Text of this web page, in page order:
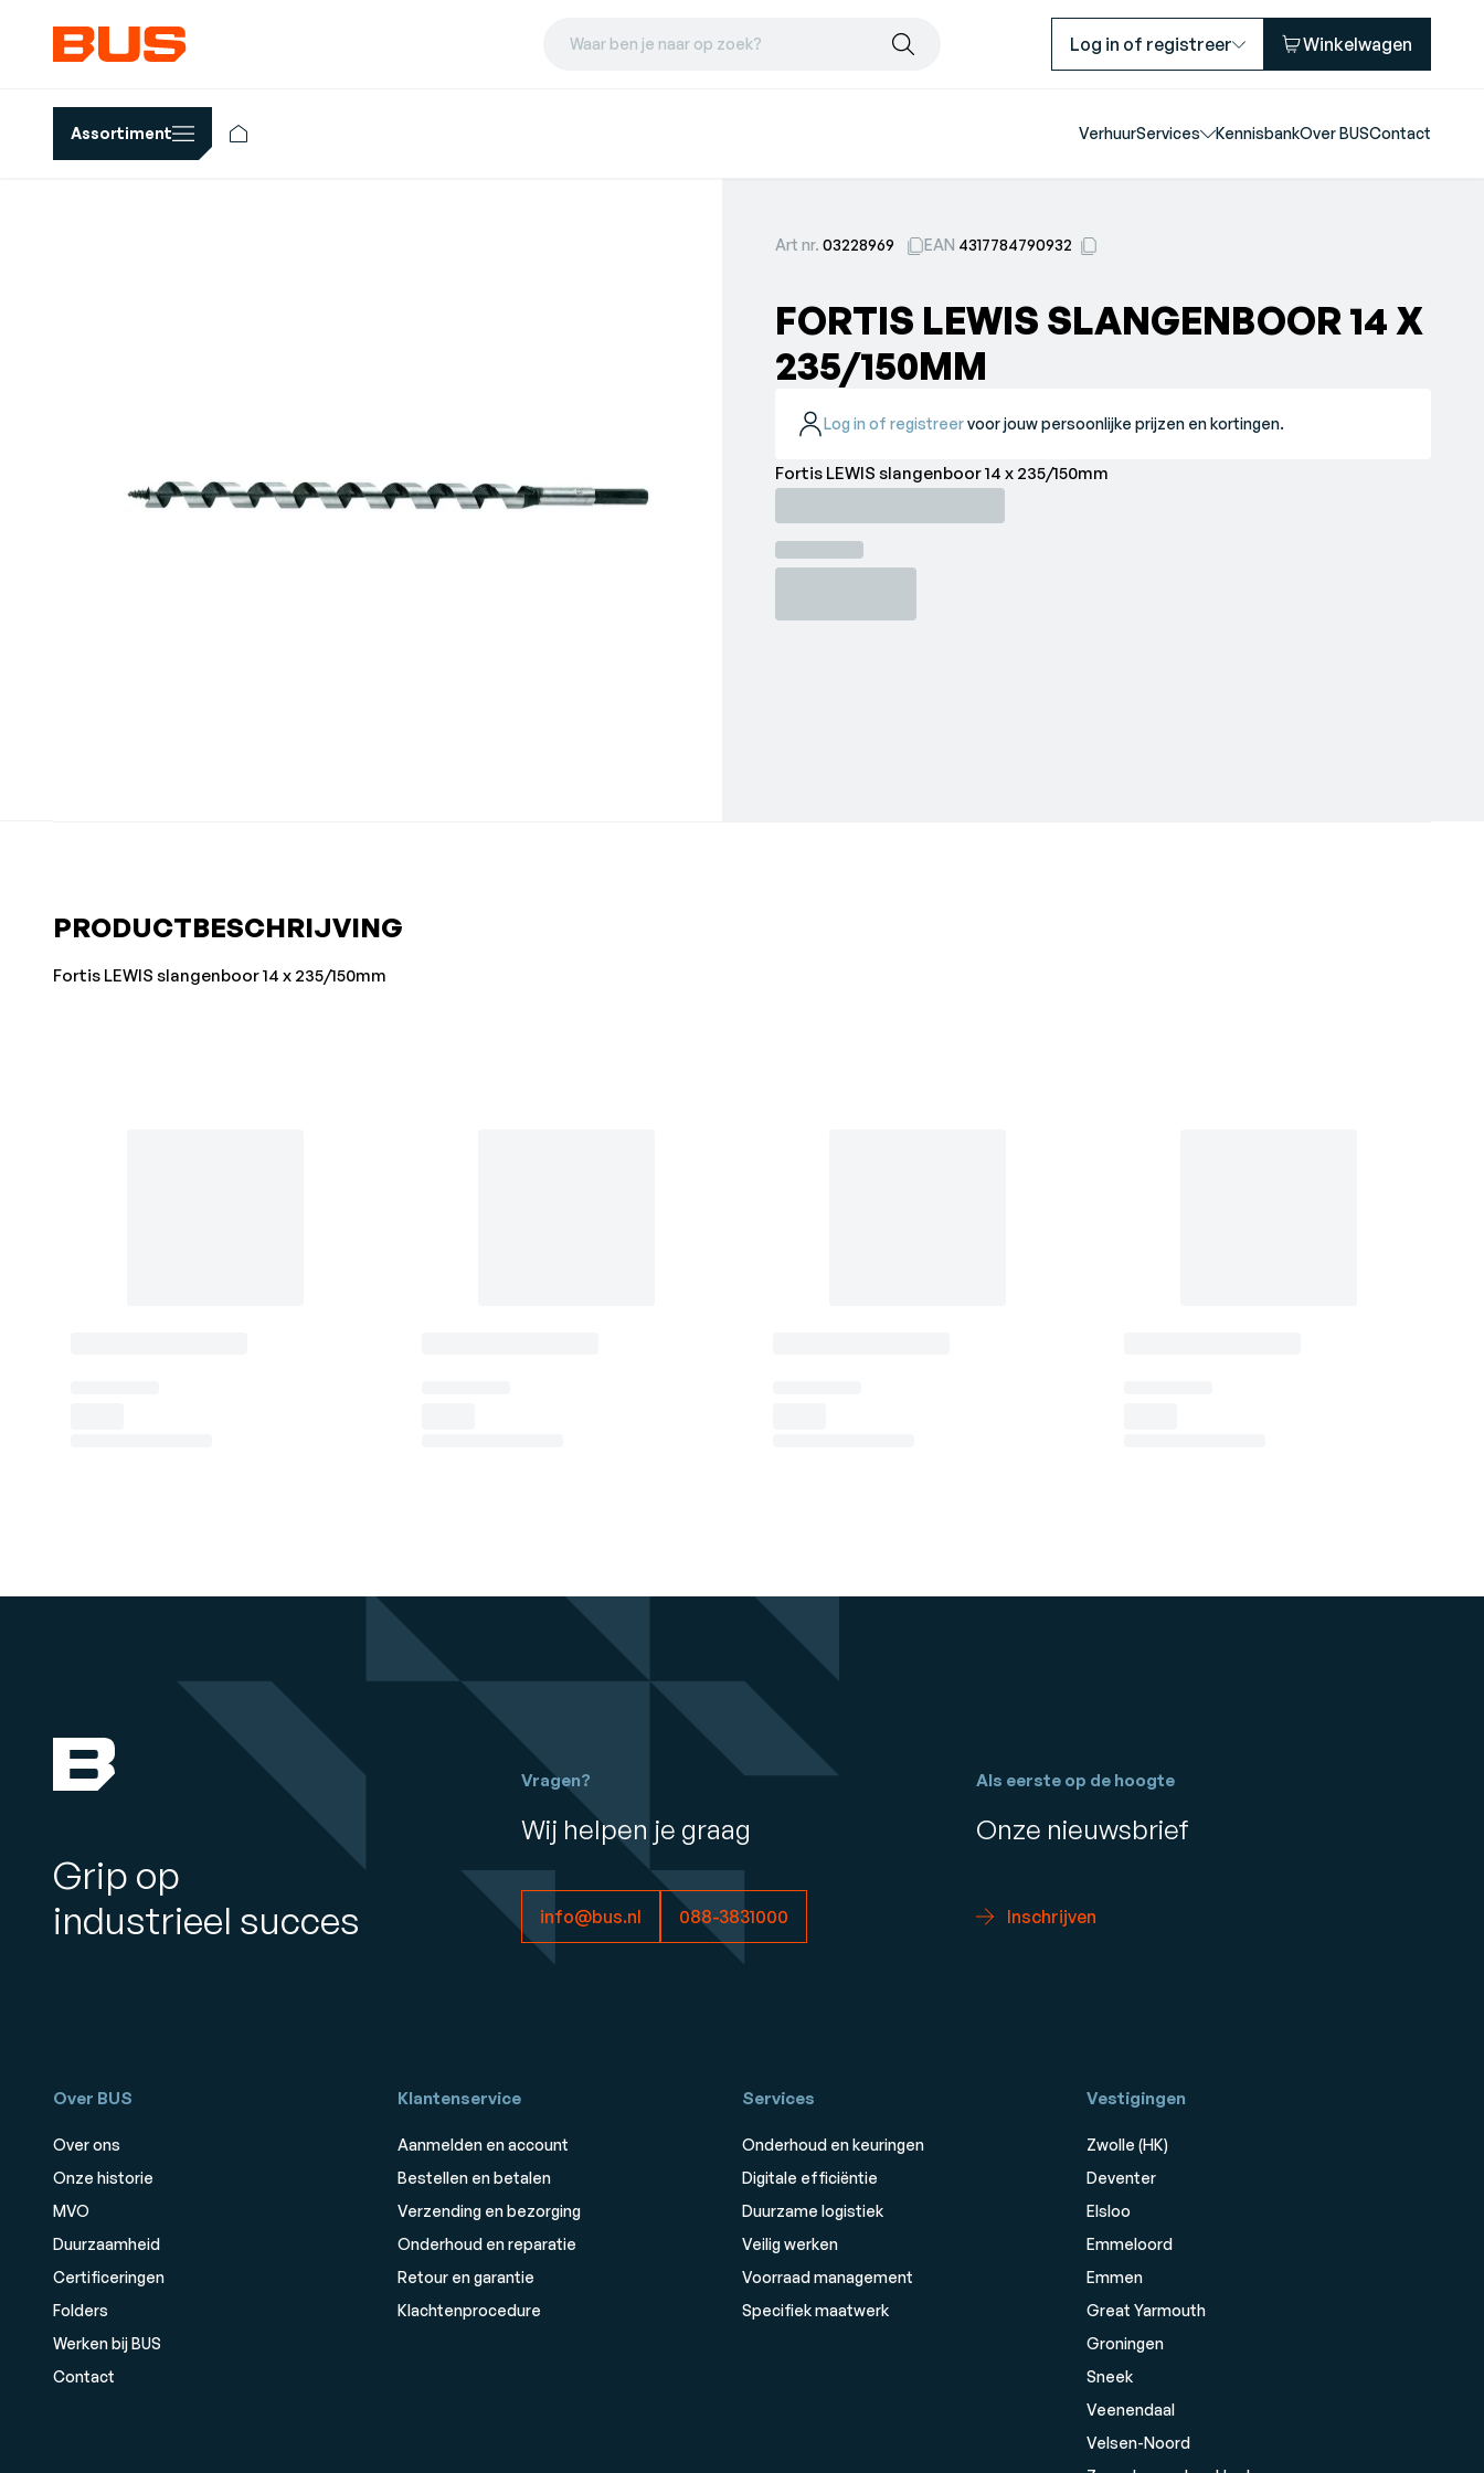
Waar ben je naar op zoek? Log in of registreer Winkelwagen
Assortiment VerhuurServices KennisbankOver BUSContact
Art nr.03228969 EAN 4317784790932
FORTIS LEWIS SLANGENBOOR 14 X
235/150MM
Log in of registreervoor jouw persoonlijke prijzen en kortingen.
Fortis LEWIS slangenboor 14 x 235/150mm
PRODUCTBESCHRIJVING
Fortis LEWIS slangenboor 14 x 235/150mm
Grip op
industrieel succes
Vragen?
Wij helpen je graag
info@bus.nl 088-3831000
Als eerste op de hoogte
Onze nieuwsbrief
Inschrijven
Over BUS
Over ons
Onze historie
MVO
Duurzaamheid
Certificeringen
Folders
Werken bij BUS
Contact
Klantenservice
Aanmelden en account
Bestellen en betalen
Verzending en bezorging
Onderhoud en reparatie
Retour en garantie
Klachtenprocedure
Services
Onderhoud en keuringen
Digitale efficiëntie
Duurzame logistiek
Veilig werken
Voorraad management
Specifiek maatwerk
Vestigingen
Zwolle (HK)
Deventer
Elsloo
Emmeloord
Emmen
Great Yarmouth
Groningen
Sneek
Veenendaal
Velsen-Noord